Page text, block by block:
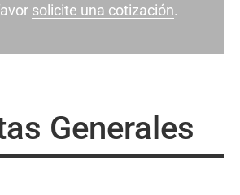
solicite una cotización.
Generales